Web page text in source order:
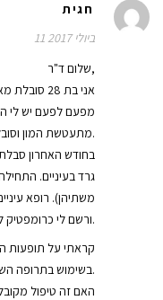
חגית
11 ביולי 2017
שלום ד"ר,
אני בת
מפעם לפעם יש לי
מתעטשת המון וסובלת מנזלת אלרגית.
בחודש האחרון
גרד בעיניים.
משתיהן). רופא
ורשם לי כרומפטיק לשבועיים וכן מקסיטרול 3פעמים ביום ל10 ימים.
קראתי על תופעות
בשימוש בתרופה השניה לאלרגיה בלבד.
האם זה טיפול